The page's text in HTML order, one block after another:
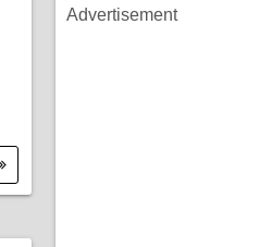
Advertisement